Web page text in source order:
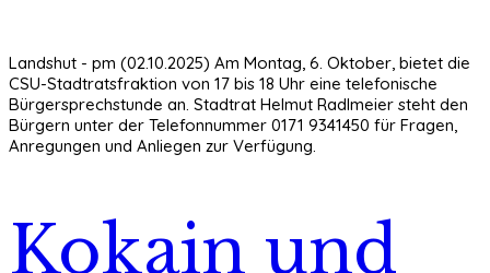
Landshut - pm (02.10.2025) Am Montag, 6. Oktober, bietet die
CSU-Stadtratsfraktion von 17 bis 18 Uhr eine telefonische
Bürgersprechstunde an. Stadtrat Helmut Radlmeier steht den
Bürgern unter der Telefonnummer 0171 9341450 für Fragen,
Anregungen und Anliegen zur Verfügung.
Kokain und